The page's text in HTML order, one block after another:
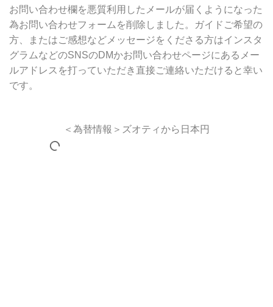
お問い合わせ欄を悪質利用したメールが届くようになった
為お問い合わせフォームを削除しました。ガイドご希望の
方、またはご感想などメッセージをくださる方はインスタ
グラムなどのSNSのDMかお問い合わせページにあるメー
ルアドレスを打っていただき直接ご連絡いただけると幸い
です。
＜為替情報＞ズオティから日本円